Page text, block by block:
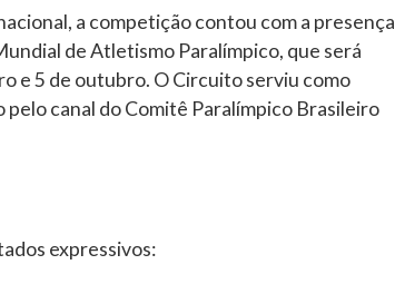
a competição contou com a presença
de Atletismo Paralímpico, que será
e 5 de outubro. O Circuito serviu como
canal do Comitê Paralímpico Brasileiro
expressivos: